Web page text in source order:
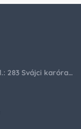
Ritkaság! Acél OMEGA Cal.: 283 Svájci karóra 1953-ból!